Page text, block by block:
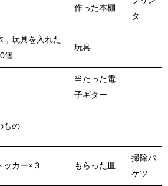
作った本棚
タ
，玩具を入れた
個
玩具
当たった電
子ギター
もの
ッカー×３ もらった皿
掃除バ
ケツ